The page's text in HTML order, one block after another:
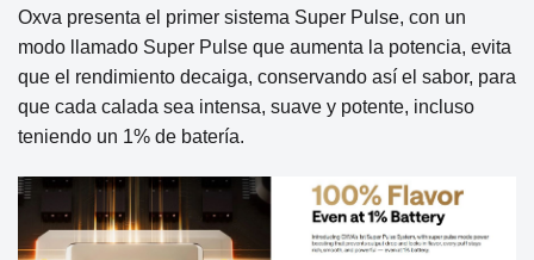
Oxva presenta el primer sistema Super Pulse, con un
modo llamado Super Pulse que aumenta la potencia, evita
que el rendimiento decaiga, conservando así el sabor, para
que cada calada sea intensa, suave y potente, incluso
teniendo un 1% de batería.